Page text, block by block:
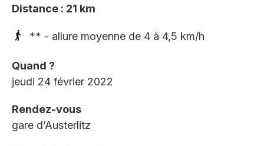
Distance : 21 km
** - allure moyenne de 4 à 4,5 km/h
Quand ?
jeudi 24 février 2022
Rendez-vous
gare d’Austerlitz